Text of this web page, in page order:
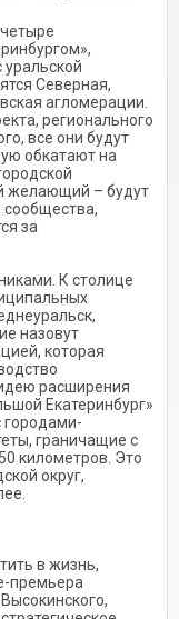
Северная,
агломерации.
регионального
все они будут
обкатают на
желающий – будут
сообщества,
за
К столице
назовут
которая
расширения
Екатеринбург»
городами-
граничащие с
километров. Это
округ,
в жизнь,
премьера